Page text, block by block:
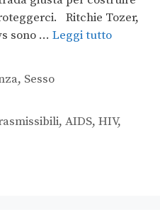
Ritchie Tozer,
sono … Leggi tutto
, Sesso
, AIDS, HIV,